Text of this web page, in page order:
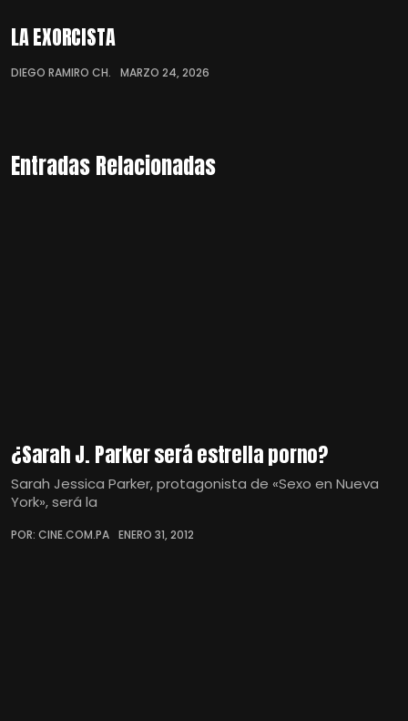
LA EXORCISTA
DIEGO RAMIRO CH. MARZO 24, 2026
Entradas Relacionadas
¿Sarah J. Parker será estrella porno?
Sarah Jessica Parker, protagonista de «Sexo en Nueva
York», será la
POR: CINE.COM.PA ENERO 31, 2012